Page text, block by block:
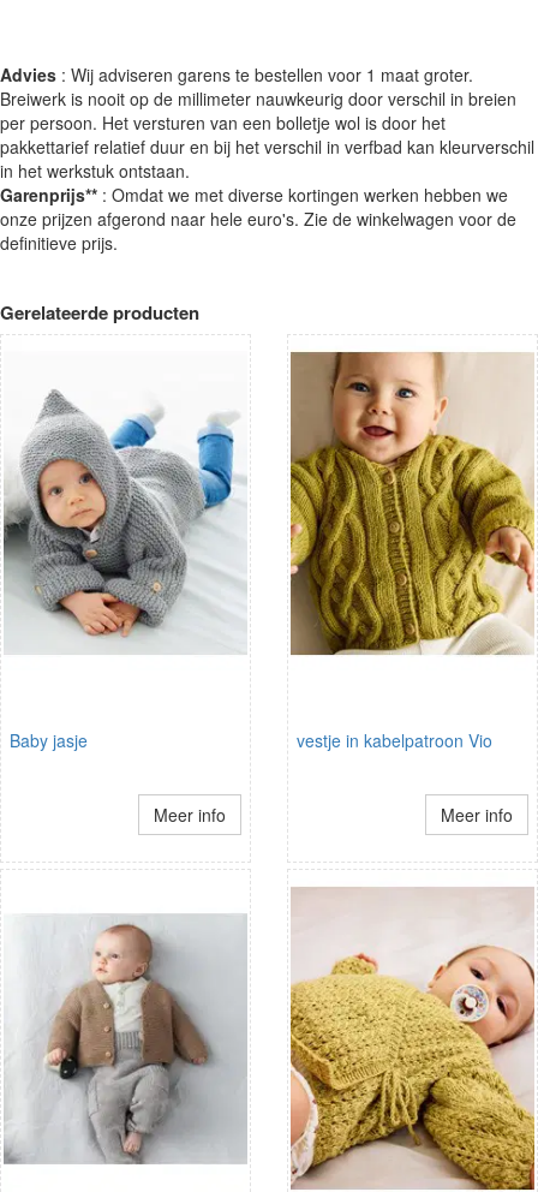
Advies : Wij adviseren garens te bestellen voor 1 maat groter.
Breiwerk is nooit op de millimeter nauwkeurig door verschil in breien
per persoon. Het versturen van een bolletje wol is door het
pakkettarief relatief duur en bij het verschil in verfbad kan kleurverschil
in het werkstuk ontstaan.
Garenprijs** : Omdat we met diverse kortingen werken hebben we
onze prijzen afgerond naar hele euro's. Zie de winkelwagen voor de
definitieve prijs.
Gerelateerde producten
Baby jasje
Meer info
vestje in kabelpatroon Vio
Meer info